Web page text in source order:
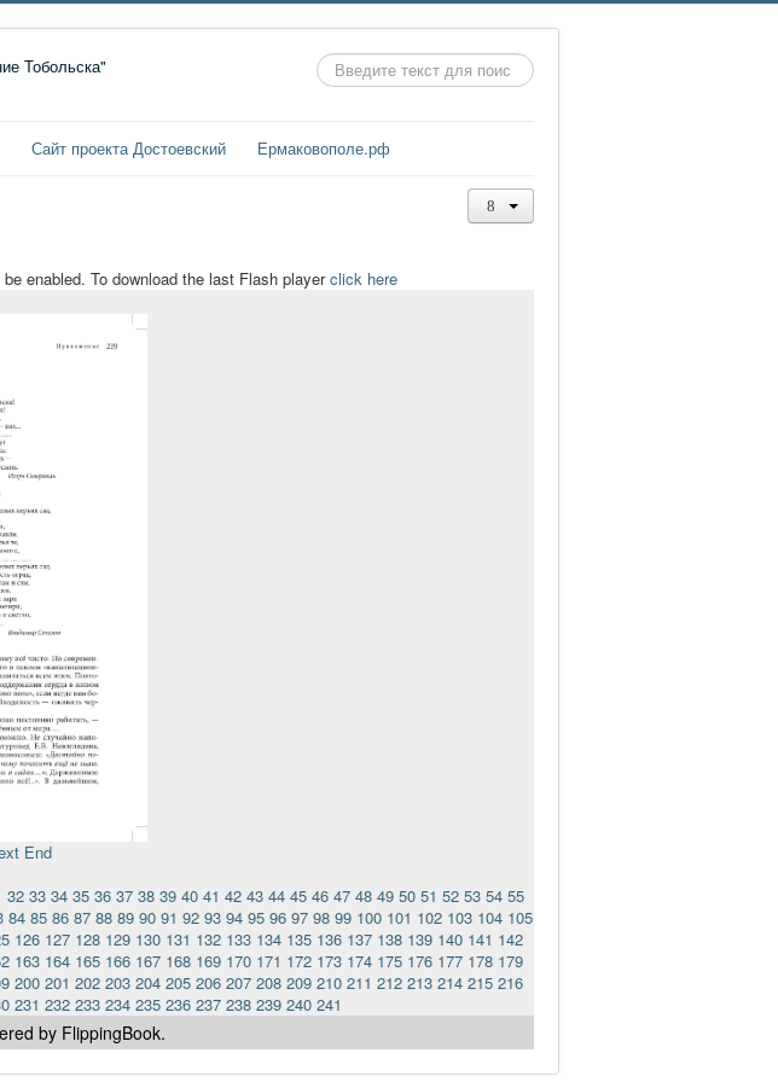
Искать...
Сайт проекта Достоевский Ермаковополе.рф
enabled. To download the last Flash playerclick here
End
32 33 34 35 36 37 38 39 40 41 42 43 44 45 46 47 48 49 50 51 52 53 54 55
84 85 86 87 88 89 90 91 92 93 94 95 96 97 98 99 100 101 102 103 104 105
126 127 128 129 130 131 132 133 134 135 136 137 138 139 140 141 142
163 164 165 166 167 168 169 170 171 172 173 174 175 176 177 178 179
200 201 202 203 204 205 206 207 208 209 210 211 212 213 214 215 216
231 232 233 234 235 236 237 238 239 240 241
by FlippingBook.